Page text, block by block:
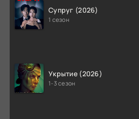
Супруг (2026)
1 сезон
Укрытие (2026)
1-3 сезон